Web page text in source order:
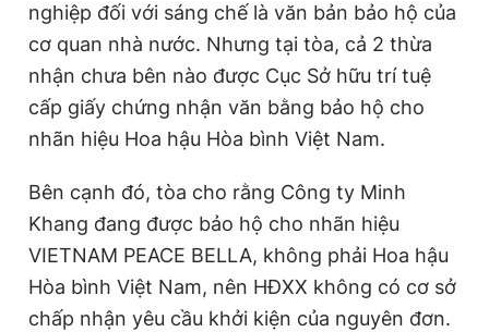
nghiệp đối với sáng chế là văn bản bảo hộ của
cơ quan nhà nước. Nhưng tại tòa, cả 2 thừa
nhận chưa bên nào được Cục Sở hữu trí tuệ
cấp giấy chứng nhận văn bằng bảo hộ cho
nhãn hiệu Hoa hậu Hòa bình Việt Nam.
Bên cạnh đó, tòa cho rằng Công ty Minh
Khang đang được bảo hộ cho nhãn hiệu
VIETNAM PEACE BELLA, không phải Hoa hậu
Hòa bình Việt Nam, nên HĐXX không có cơ sở
chấp nhận yêu cầu khởi kiện của nguyên đơn.